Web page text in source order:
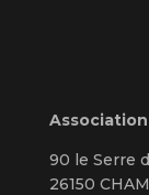
90 le Serre
26150